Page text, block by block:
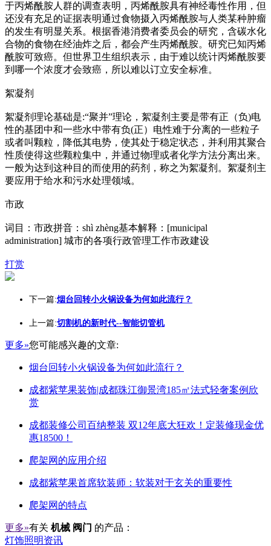
于丙烯酰胺人群的调查表明，丙烯酰胺具有神经毒性作用，但
还没有充足的证据表明通过食物摄入丙烯酰胺与人类某种肿瘤
的发生有明显关系。根据香港消费者委员会的研究，含碳水化
合物的食物在经油炸之后，都会产生丙烯酰胺。研究已知丙烯
酰胺可致癌。但世界卫生组织表示，由于难以统计丙烯酰胺要
到哪一个浓度才会致癌，所以难以订立安全标准。
絮凝剂
絮凝剂理论基础是:“聚并”理论，絮凝剂主要是带有正（负)电
性的基团中和一些水中带有负(正）电性难于分离的一些粒子
或者叫颗粒，降低其电势，使其处于稳定状态，并利用其聚合
性质使得这些颗粒集中，并通过物理或者化学方法分离出来。
一般为达到这种目的而使用的药剂，称之为絮凝剂。絮凝剂主
要应用于给水和污水处理领域。
市政
词目：市政拼音：shì zhèng基本解释：[municipal
administration] 城市的各项行政管理工作市政建设
打赏
下一篇:烟台回转小火锅设备为何如此流行？
上一篇:切割机的新时代--智能切管机
更多»您可能感兴趣的文章:
烟台回转小火锅设备为何如此流行？
成都紫苹果装饰|成都珠江御景湾185㎡法式轻奢案例欣
赏
成都装修公司百纳整装 双12年底大狂欢！定装修现金优
惠18500！
爬架网的应用介绍
成都紫苹果首席软装师：软装对于玄关的重要性
爬架网的特点
更多»有关 机械 阀门 的产品：
灯饰照明资讯